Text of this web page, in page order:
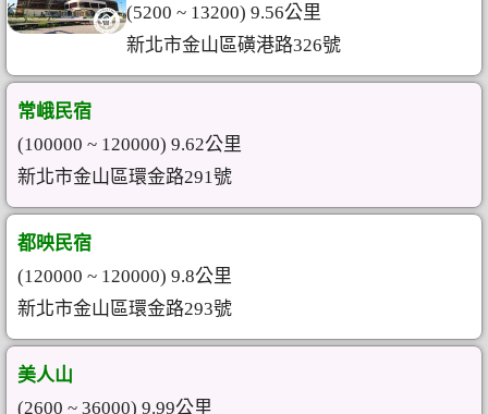
(5200 ~ 13200) 9.56公里
新北市金山區磺港路326號
常峨民宿
(100000 ~ 120000) 9.62公里
新北市金山區環金路291號
都映民宿
(120000 ~ 120000) 9.8公里
新北市金山區環金路293號
美人山
(2600 ~ 36000) 9.99公里